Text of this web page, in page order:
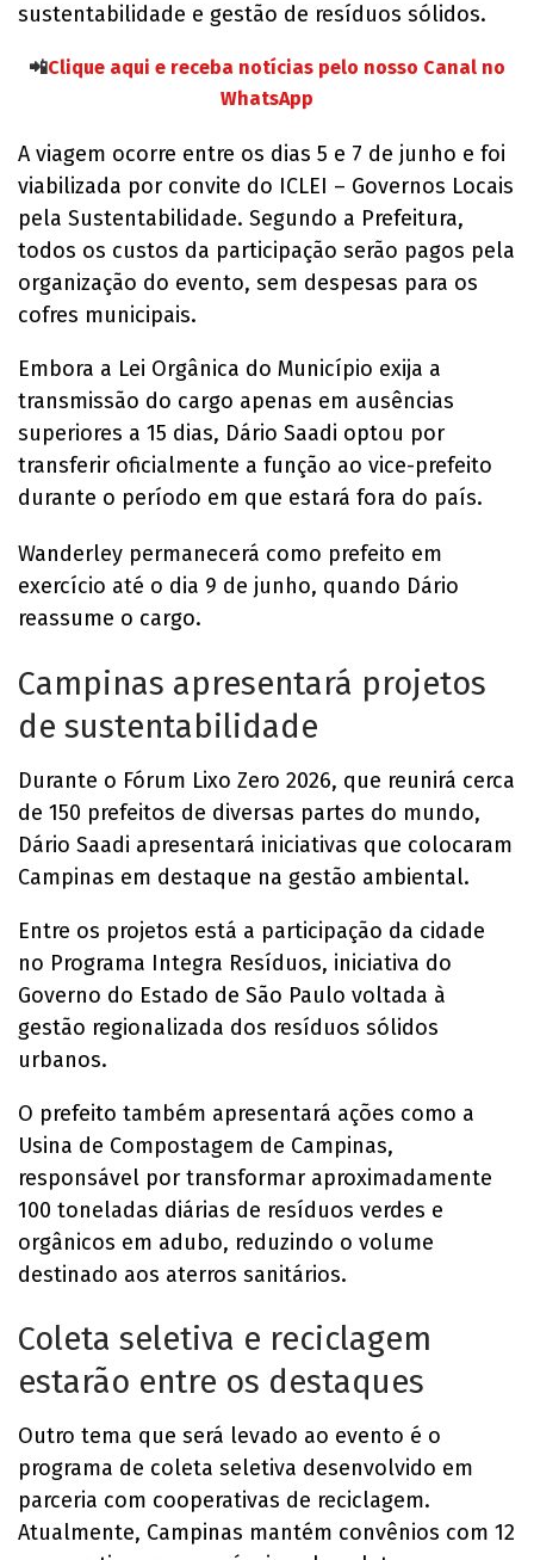
sustentabilidade e gestão de resíduos sólidos.
📲Clique aqui e receba notícias pelo nosso Canal no
WhatsApp
A viagem ocorre entre os dias 5 e 7 de junho e foi
viabilizada por convite do ICLEI – Governos Locais
pela Sustentabilidade. Segundo a Prefeitura,
todos os custos da participação serão pagos pela
organização do evento, sem despesas para os
cofres municipais.
Embora a Lei Orgânica do Município exija a
transmissão do cargo apenas em ausências
superiores a 15 dias, Dário Saadi optou por
transferir oficialmente a função ao vice-prefeito
durante o período em que estará fora do país.
Wanderley permanecerá como prefeito em
exercício até o dia 9 de junho, quando Dário
reassume o cargo.
Campinas apresentará projetos
de sustentabilidade
Durante o Fórum Lixo Zero 2026, que reunirá cerca
de 150 prefeitos de diversas partes do mundo,
Dário Saadi apresentará iniciativas que colocaram
Campinas em destaque na gestão ambiental.
Entre os projetos está a participação da cidade
no Programa Integra Resíduos, iniciativa do
Governo do Estado de São Paulo voltada à
gestão regionalizada dos resíduos sólidos
urbanos.
O prefeito também apresentará ações como a
Usina de Compostagem de Campinas,
responsável por transformar aproximadamente
100 toneladas diárias de resíduos verdes e
orgânicos em adubo, reduzindo o volume
destinado aos aterros sanitários.
Coleta seletiva e reciclagem
estarão entre os destaques
Outro tema que será levado ao evento é o
programa de coleta seletiva desenvolvido em
parceria com cooperativas de reciclagem.
Atualmente, Campinas mantém convênios com 12